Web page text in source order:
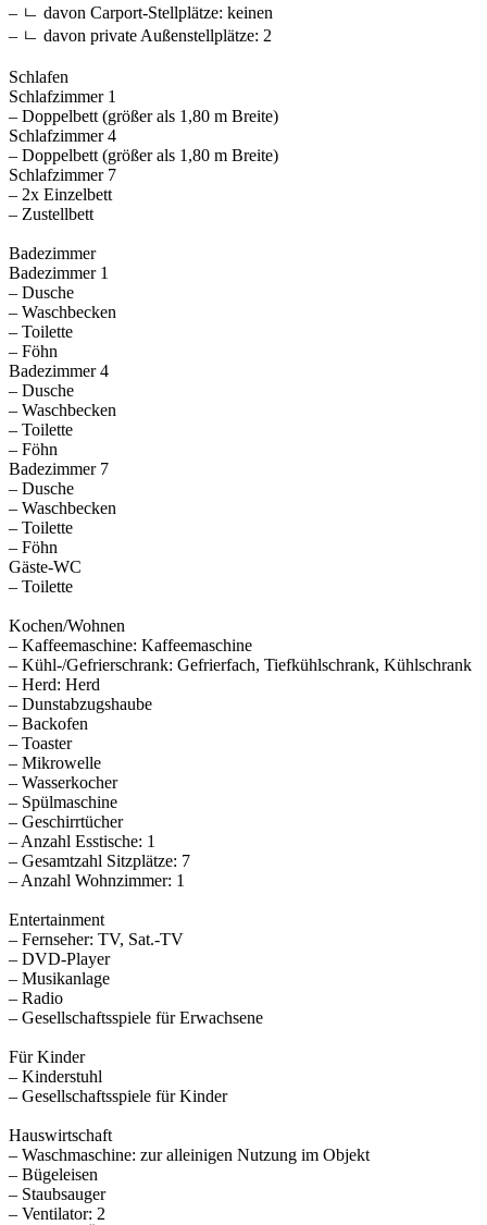
– ㄴ davon Carport-Stellplätze: keinen
– ㄴ davon private Außen­stellplätze: 2
Schlafen
Schlafzimmer 1
– Doppelbett (größer als 1,80 m Breite)
Schlafzimmer 4
– Doppelbett (größer als 1,80 m Breite)
Schlafzimmer 7
– 2x Einzelbett
– Zustellbett
Badezimmer
Badezimmer 1
– Dusche
– Waschbecken
– Toilette
– Föhn
Badezimmer 4
– Dusche
– Waschbecken
– Toilette
– Föhn
Badezimmer 7
– Dusche
– Waschbecken
– Toilette
– Föhn
Gäste-WC
– Toilette
Kochen/Wohnen
– Kaffeemaschine: Kaffeemaschine
– Kühl-/Gefrierschrank: Gefrierfach, Tiefkühlschrank, Kühlschrank
– Herd: Herd
– Dunstabzugshaube
– Backofen
– Toaster
– Mikrowelle
– Wasserkocher
– Spülmaschine
– Geschirrtücher
– Anzahl Esstische: 1
– Gesamtzahl Sitzplätze: 7
– Anzahl Wohnzimmer: 1
Entertainment
– Fernseher: TV, Sat.-TV
– DVD-Player
– Musikanlage
– Radio
– Gesellschaftsspiele für Erwachsene
Für Kinder
– Kinderstuhl
– Gesellschaftsspiele für Kinder
Hauswirtschaft
– Waschmaschine: zur alleinigen Nutzung im Objekt
– Bügeleisen
– Staubsauger
– Ventilator: 2